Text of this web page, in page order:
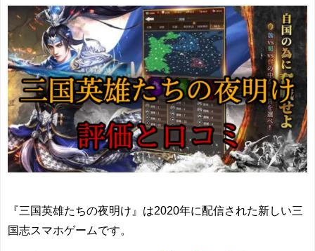
『三国英雄たちの夜明け』は2020年に配信された新しい三
国志スマホゲームです。